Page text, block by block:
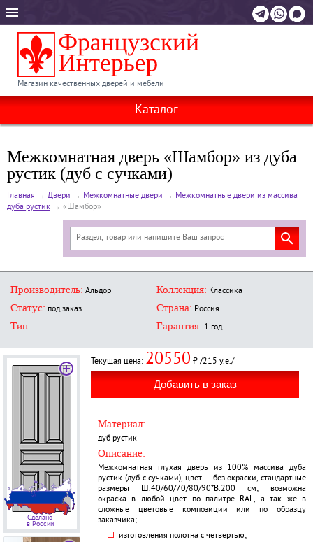
Магазин качественных дверей и мебели
Каталог
Межкомнатная дверь «Шамбор» из дуба
рустик (дуб с сучками)
Главная → Двери → Межкомнатные двери → Межкомнатные двери из массива
дуба рустик → «Шамбор»
Производитель: Альдор Коллекция: Классика
Статус: под заказ Страна: Россия
Тип: Гарантия: 1 год
Сделано
в России
Текущая цена: 20550 ₽ /215 у.е./
Материал:
дуб рустик
Описание:
Межкомнатная глухая дверь из 100% массива дуба
рустик (дуб с сучками), цвет — без окраски, стандартные
размеры Ш.40/60/70/80/90*В.200 см; возможна
окраска в любой цвет по палитре RAL, а так же в
сложные цветовые композиции или по образцу
заказчика;
изготовления полотна с четвертью;